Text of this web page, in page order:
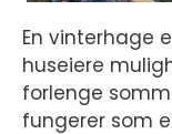
En vinterhage
huseiere
forlenge
fungerer som